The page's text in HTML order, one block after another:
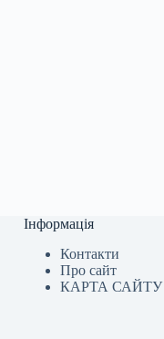
Інформація
Контакти
Про сайт
КАРТА САЙТУ